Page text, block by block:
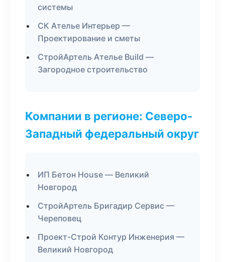
системы
СК Ателье Интерьер —
Проектирование и сметы
СтройАртель Ателье Build —
Загородное строительство
Компании в регионе: Северо-
Западный федеральный округ
ИП Бетон House — Великий
Новгород
СтройАртель Бригадир Сервис —
Череповец
Проект-Строй Контур Инженерия —
Великий Новгород